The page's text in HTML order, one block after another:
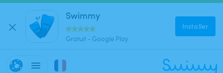
Swimmy
Gratuit - Google Play
Installer